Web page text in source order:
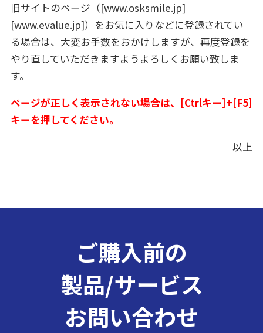
旧サイトのページ（[www.osksmile.jp]
[www.evalue.jp]）をお気に入りなどに登録されてい
る場合は、大変お手数をおかけしますが、再度登録を
やり直していただきますようよろしくお願い致しま
す。
ページが正しく表示されない場合は、[Ctrlキー]+[F5]
キーを押してください。
以上
ご購入前の
製品/サービス
お問い合わせ